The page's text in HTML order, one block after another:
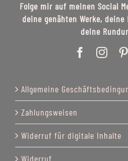
Folge mir auf meinen Social
deine genähten Werke,
deine
Allgemeine
Zahlungsweisen
Widerruf für digitale Inhalte
Widerruf